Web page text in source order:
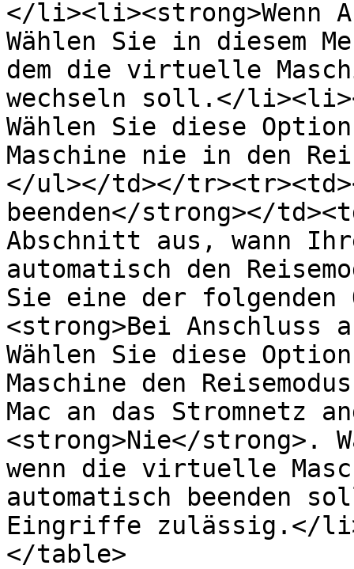
</li><li><strong>Wenn
Wählen Sie in diesem
dem die virtuelle
wechseln soll.</
Wählen Sie diese
Maschine nie in den
</ul></td></
beenden</strong></
Abschnitt aus, wann
automatisch den
Sie eine der folgenden
<strong>Bei Anschluss
Wählen Sie diese
Maschine den
Mac an das Stromnetz
<strong>Nie</strong>.
wenn die virtuelle
automatisch beenden
Eingriffe zulässig.</
</table>